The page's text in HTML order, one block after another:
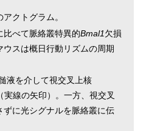
クトグラム。
比べて脈絡叢特異的Bmal1欠損
スは概日行動リズムの周期
液を介して視交叉上核
実線の矢印）。一方、視交叉
ずに光シグナルを脈絡叢に伝